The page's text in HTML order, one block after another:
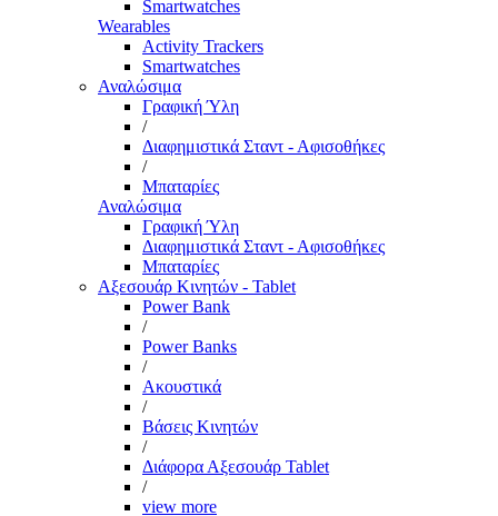
Smartwatches
Wearables
Activity Trackers
Smartwatches
Αναλώσιμα
Γραφική Ύλη
/
Διαφημιστικά Σταντ - Αφισοθήκες
/
Μπαταρίες
Αναλώσιμα
Γραφική Ύλη
Διαφημιστικά Σταντ - Αφισοθήκες
Μπαταρίες
Αξεσουάρ Κινητών - Tablet
Power Bank
/
Power Banks
/
Ακουστικά
/
Βάσεις Κινητών
/
Διάφορα Αξεσουάρ Tablet
/
view more